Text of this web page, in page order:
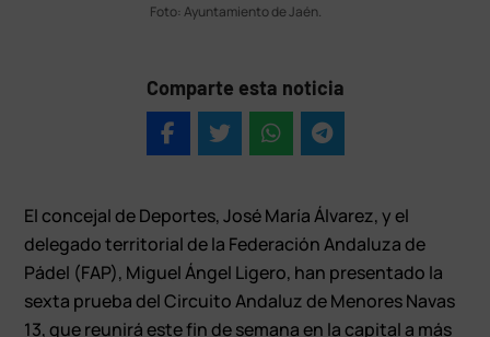
Foto: Ayuntamiento de Jaén.
Comparte esta noticia
El concejal de Deportes, José María Álvarez, y el
delegado territorial de la Federación Andaluza de
Pádel (FAP), Miguel Ángel Ligero, han presentado la
sexta prueba del Circuito Andaluz de Menores Navas
13, que reunirá este fin de semana en la capital a más